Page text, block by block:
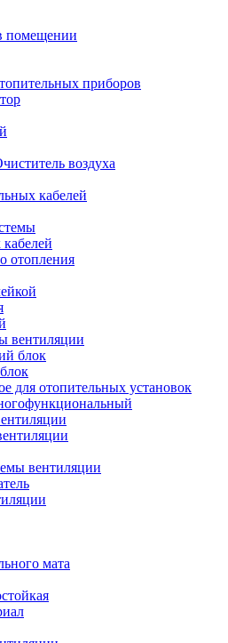
помещении
приборов
воздуха
кабелей
отопления
вентиляции
блок
для отопительных установок
вентиляции
мата